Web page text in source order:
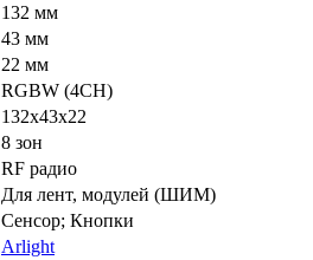
132 мм
43 мм
22 мм
RGBW (4CH)
132х43х22
8 зон
RF радио
Для лент, модулей (ШИМ)
Сенсор; Кнопки
Arlight